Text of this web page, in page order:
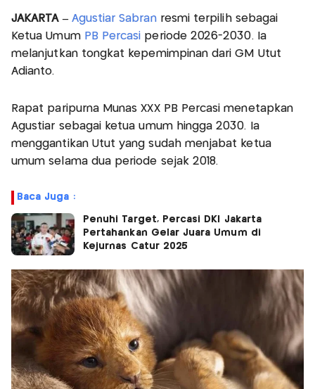
JAKARTA – Agustiar Sabranresmi terpilih sebagai
Ketua UmumPB Percasi periode 2026-2030. Ia
melanjutkan tongkat kepemimpinan dari GM Utut
Adianto.
Rapat paripurna Munas XXX PB Percasi menetapkan
Agustiar sebagai ketua umum hingga 2030. Ia
menggantikan Utut yang sudah menjabat ketua
umum selama dua periode sejak 2018.
Baca Juga :
Penuhi Target, Percasi DKI Jakarta
Pertahankan Gelar Juara Umum di
Kejurnas Catur 2025